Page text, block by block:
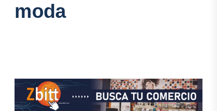
moda